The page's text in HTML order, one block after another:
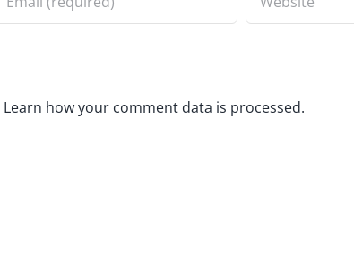
Learn how your comment data is processed.